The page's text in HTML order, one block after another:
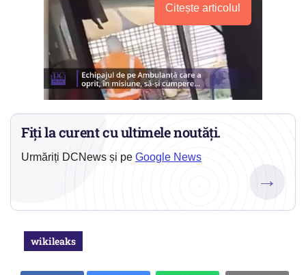
Citește articolul
Fiți la curent cu ultimele noutăți.
Urmăriți DCNews și pe Google News
→
wikileaks